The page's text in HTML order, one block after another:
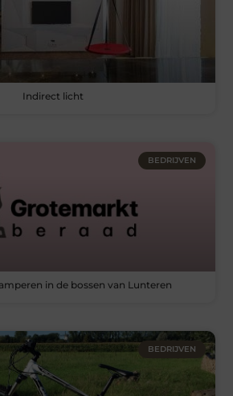
Indirect licht
BEDRIJVEN
in de bossen van Lunteren
BEDRIJVEN